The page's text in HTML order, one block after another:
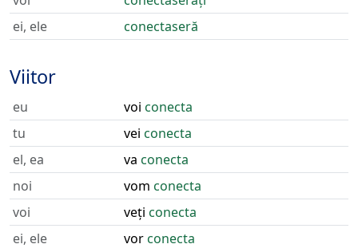
ei, ele
conectaseră
Viitor
eu voi conecta
tu
vei conecta
el, ea
va conecta
noi
vom conecta
voi
veți conecta
ei, ele
vorconecta